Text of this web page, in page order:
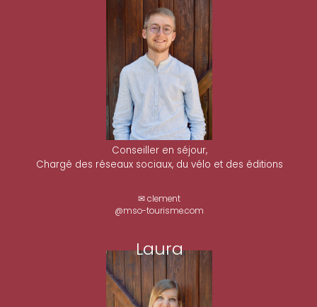
Conseiller en séjour,
Chargé des réseaux sociaux, du vélo et des éditions
✉ clement
@mso-tourisme.com
Laura